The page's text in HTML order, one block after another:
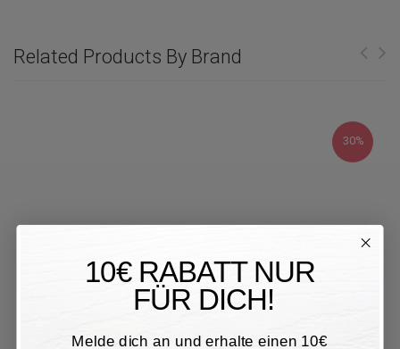
Related Products By Brand
30%
10€ RABATT NUR
FÜR DICH!
Melde dich an und erhalte einen 10€